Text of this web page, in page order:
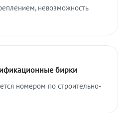
невозможность
бирки
номером по строительно-